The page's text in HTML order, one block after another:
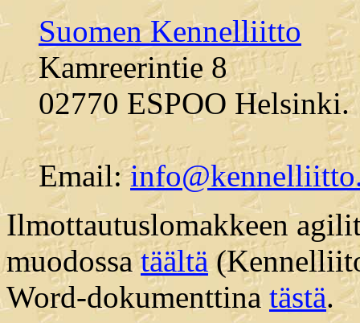
Suomen Kennelliitto
Kamreerintie 8
02770 ESPOO Helsinki.
Email:
Ilmottautuslomakkeen
muodossatäältä
Word-dokumenttina tästä.